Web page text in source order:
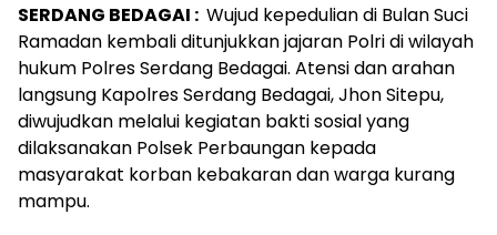
SERDANG BEDAGAI : Wujud kepedulian di Bulan Suci
Ramadan kembali ditunjukkan jajaran Polri di wilayah
hukum Polres Serdang Bedagai. Atensi dan arahan
langsung Kapolres Serdang Bedagai, Jhon Sitepu,
diwujudkan melalui kegiatan bakti sosial yang
dilaksanakan Polsek Perbaungan kepada
masyarakat korban kebakaran dan warga kurang
mampu.